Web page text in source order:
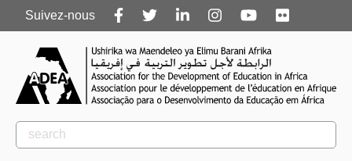
Follow
us
Suivez-nous
Rechercher
Rechercher